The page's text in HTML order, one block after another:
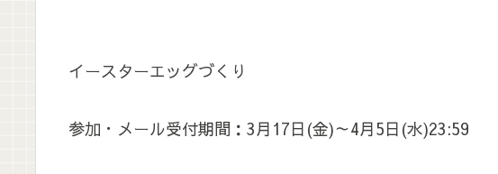
イースターエッグづくり
参加・メール受付期間：3月17日(金)～4月5日(水)23:59